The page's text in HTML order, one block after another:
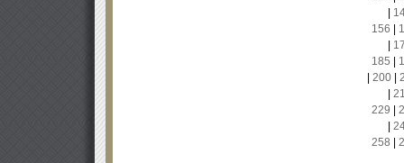
156
185
200|
229
258